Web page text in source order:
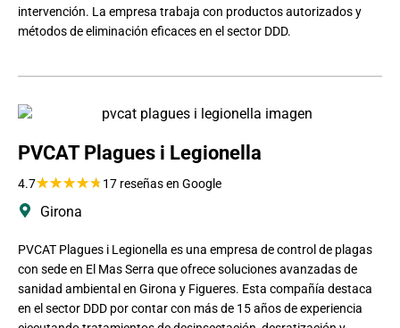
intervención. La empresa trabaja con productos autorizados y
métodos de eliminación eficaces en el sector DDD.
PVCAT Plagues i Legionella
4.7★★★★★ 17 reseñas en Google
Girona
PVCAT Plagues i Legionella es una empresa de control de plagas
con sede en El Mas Serra que ofrece soluciones avanzadas de
sanidad ambiental en Girona y Figueres. Esta compañía destaca
en el sector DDD por contar con más de 15 años de experiencia